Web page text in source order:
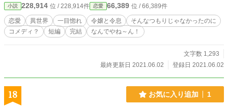
小説 228,914 位 / 228,914件 恋愛 66,389 位 / 66,389件
恋愛 異世界 一目惚れ 令嬢と令息
そんなつもりじゃなかったのに
コメディ？
短編 完結 なんでやね～ん！
文字数 1,293
最終更新日 2021.06.02
登録日 2021.06.02
18 お気に入り追加 1